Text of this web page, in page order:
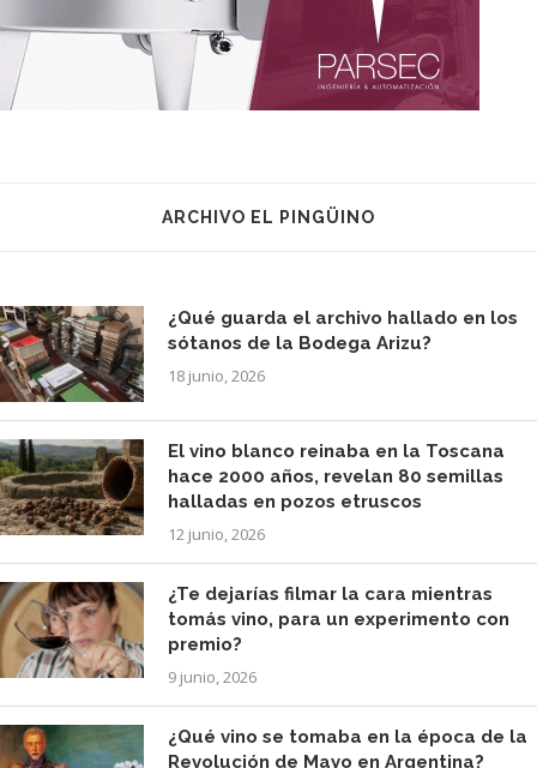
ARCHIVO EL PINGÜINO
¿Qué guarda el archivo hallado en los
sótanos de la Bodega Arizu?
18 junio, 2026
El vino blanco reinaba en la Toscana
hace 2000 años, revelan 80 semillas
halladas en pozos etruscos
12 junio, 2026
¿Te dejarías filmar la cara mientras
tomás vino, para un experimento con
premio?
9 junio, 2026
¿Qué vino se tomaba en la época de la
Revolución de Mayo en Argentina?